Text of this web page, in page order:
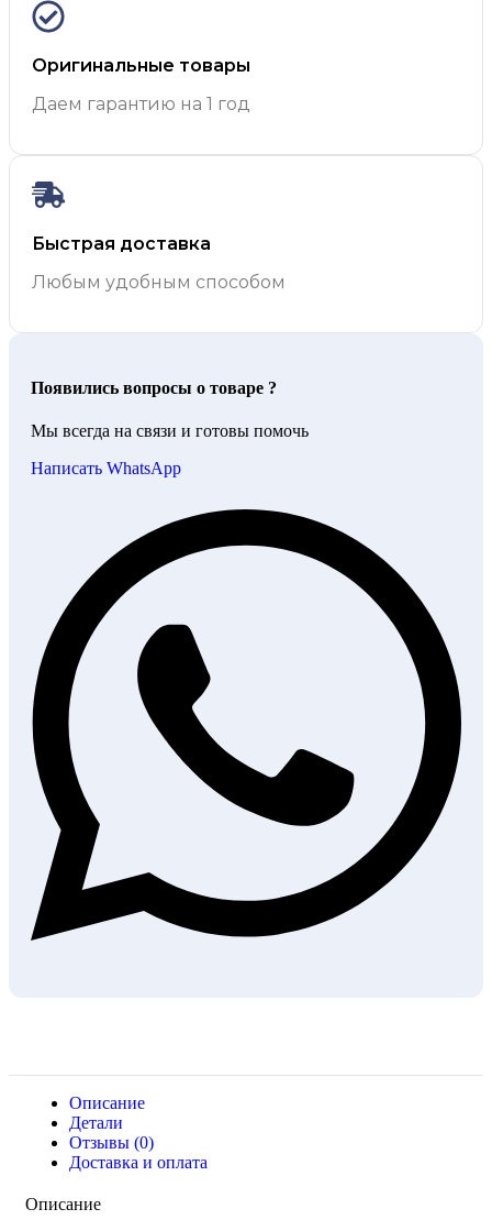
Оригинальные товары
Даем гарантию на 1 год
Быстрая доставка
Любым удобным способом
Появились вопросы о товаре ?
Мы всегда на связи и готовы помочь
Написать WhatsApp
Описание
Детали
Отзывы (0)
Доставка и оплата
Описание